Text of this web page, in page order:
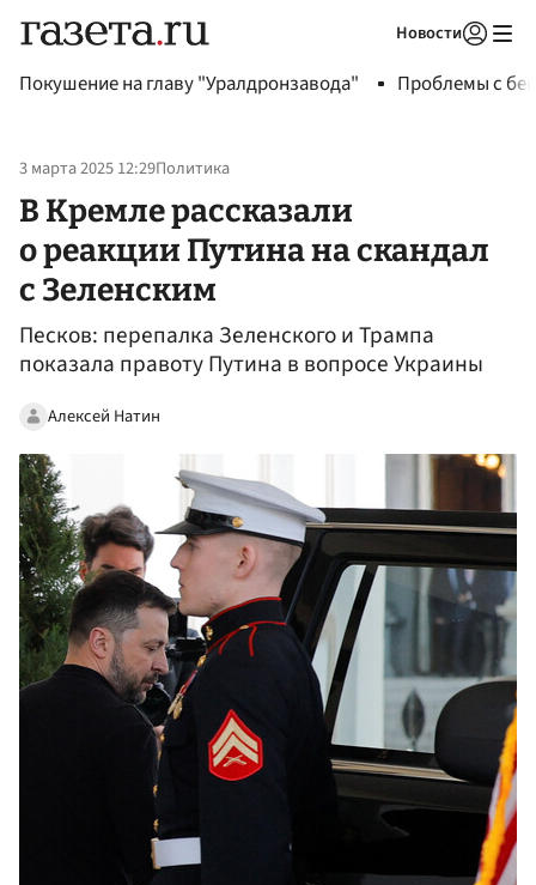
Новости
Покушение на главу "Уралдронзавода" Проблемы с
3 марта 2025 12:29Политика
В Кремле рассказали
о реакции Путина на скандал
с Зеленским
Песков: перепалка Зеленского и Трампа
показала правоту Путина в вопросе Украины
Алексей Натин